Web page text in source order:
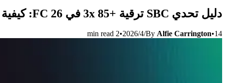
دليل تحدي SBC ترقية +85 3x في FC 26: كيفية الحصول على نخبة اللاعبين بأقل تكلفة
By Alfie Carrington•14‏/4‏/2026
•
2